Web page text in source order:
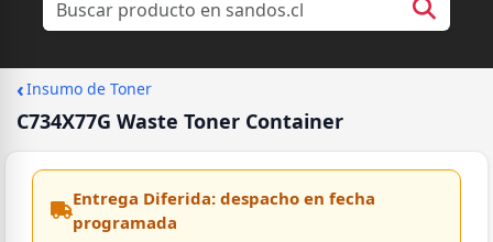
‹Insumo de Toner
C734X77G Waste Toner Container
Entrega Diferida: despacho en fecha
programada